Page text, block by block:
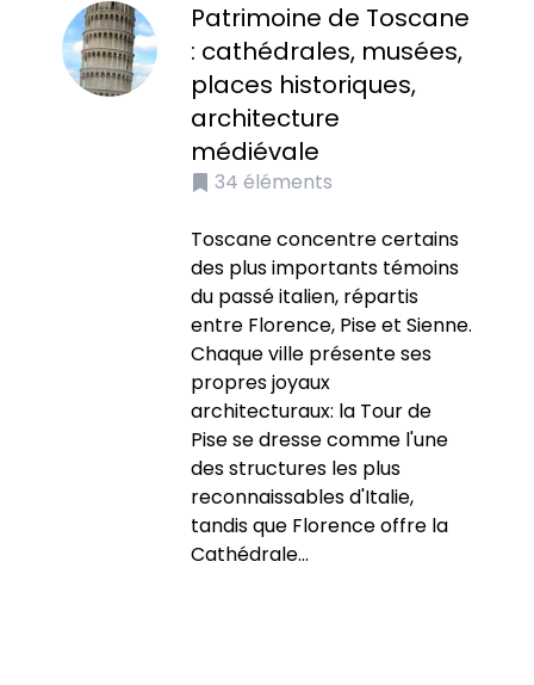
Patrimoine de Toscane
: cathédrales, musées,
places historiques,
architecture
médiévale
34 éléments
Toscane concentre certains
des plus importants témoins
du passé italien, répartis
entre Florence, Pise et Sienne.
Chaque ville présente ses
propres joyaux
architecturaux: la Tour de
Pise se dresse comme l'une
des structures les plus
reconnaissables d'Italie,
tandis que Florence offre la
Cathédrale...